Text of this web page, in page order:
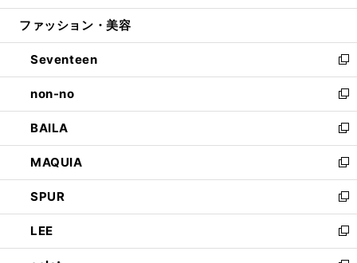
開
ウ
開
く
ン
ウ
で
開
く
ウ
ン
ド
ウ
で
開
く
ファッション・美容
Seventeen
新
し
い
ウ
ィ
ン
ド
ウ
で
開
く
non-no
新
し
い
ウ
ィ
ン
ド
ウ
で
開
BAILA
新
し
い
ウ
ィ
ン
ド
ウ
MAQUIA
新
し
い
ウ
ィ
ン
SPUR
新
し
い
ウ
LEE
新
し